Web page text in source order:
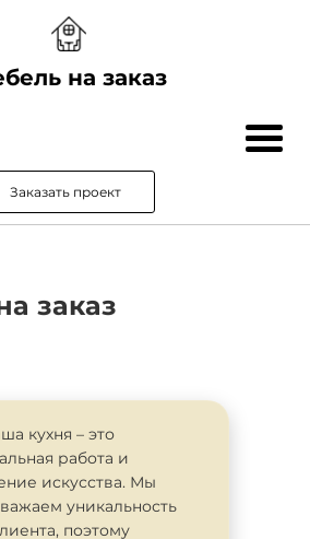
на заказ
Заказать проект
заказ
кухня – это
работа и
искусства. Мы
уникальность
поэтому